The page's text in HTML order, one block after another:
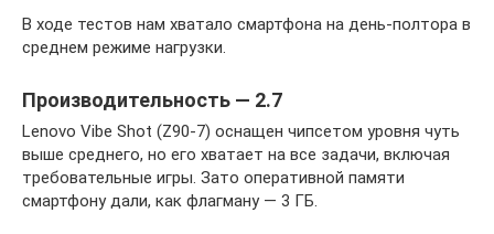
В ходе тестов нам хватало смартфона на день-полтора в
среднем режиме нагрузки.
Производительность — 2.7
Lenovo Vibe Shot (Z90-7) оснащен чипсетом уровня чуть
выше среднего, но его хватает на все задачи, включая
требовательные игры. Зато оперативной памяти
смартфону дали, как флагману — 3 ГБ.